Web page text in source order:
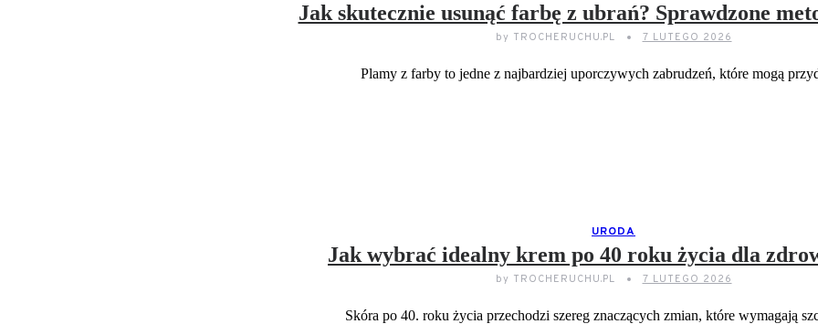
Jak skutecznie usunąć farbę z ubrań? Sprawdzone
by TROCHERUCHU.PL 7 LUTEGO 2026
Plamy z farby to jedne z najbardziej uporczywych zabrudzeń, które mogą
URODA
Jak wybrać idealny krem po 40 roku życia dla
by TROCHERUCHU.PL 7 LUTEGO 2026
Skóra po 40. roku życia przechodzi szereg znaczących zmian, które wymagają